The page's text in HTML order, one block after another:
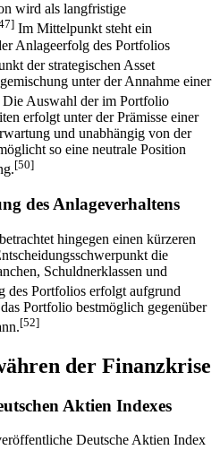
wird als langfristige
Im Mittelpunkt steht ein
Anlageerfolg des Portfolios
der strategischen Asset
unter der Annahme einer
Die Auswahl der im Portfolio
erfolgt unter der Prämisse einer
und unabhängig von der
so eine neutrale Position
[50]
des Anlageverhaltens
hingegen einen kürzeren
die
Schuldnerklassen und
des Portfolios erfolgt aufgrund
Portfolio bestmöglich gegenüber
[52]
der Finanzkrise
Aktien Indexes
Deutsche Aktien Index